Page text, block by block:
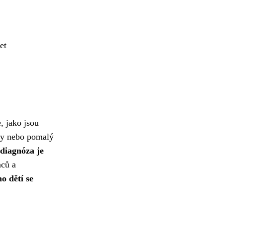
jako jsou
nebo pomalý
je
a
dětí se